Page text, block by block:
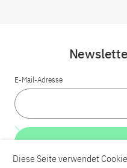
E-Mail-Adresse
Diese Seite verwendet